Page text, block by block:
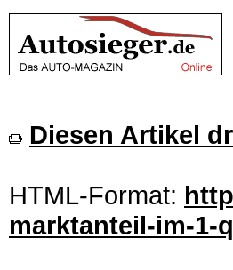
Diesen Artikel
HTML-Format:
marktanteil-im-1-